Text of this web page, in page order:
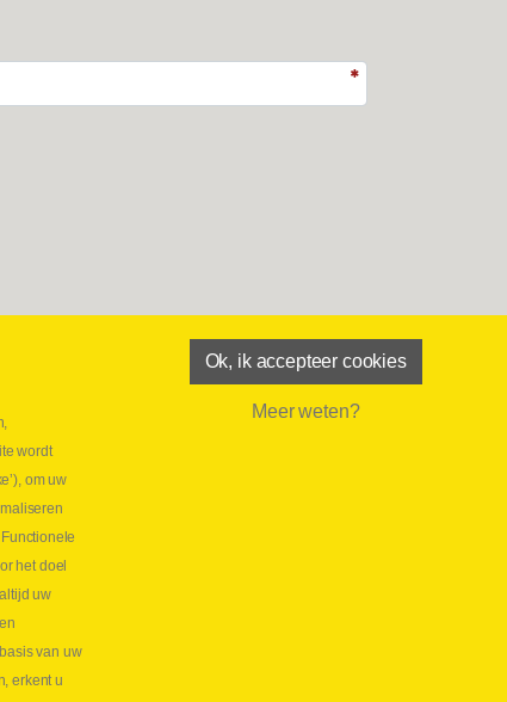
maand Webtec-promotie!
kans voor onze promo
NL
wordt
om uw
het doel
uw
van uw
erkent u
Ok, ik accepteer cookies
Meer weten?